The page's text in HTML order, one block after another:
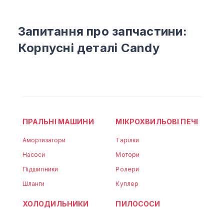
Запитання про запчастини:
Корпусні деталі Candy
ПРАЛЬНІ МАШИНИ
Амортизатори
Насоси
Підшипники
Шланги
МІКРОХВИЛЬОВІ ПЕЧІ
Тарілки
Мотори
Ролери
Куплер
ХОЛОДИЛЬНИКИ ПИЛОСОСИ